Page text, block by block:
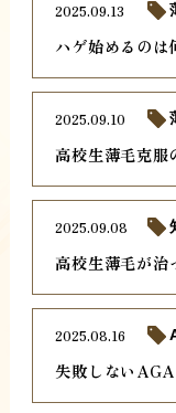
ハゲ始めるのは
2025.09.13
高校生薄毛克服
2025.09.10
高校生薄毛が治
2025.09.08
失敗しない
2025.08.16